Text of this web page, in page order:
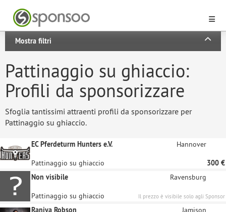
Mostra filtri
Pattinaggio su ghiaccio:
Profili da sponsorizzare
Sfoglia tantissimi attraenti profili da sponsorizzare per
Pattinaggio su ghiaccio.
EC Pferdeturm Hunters e.V. Hannover
Pattinaggio su ghiaccio
300 €
Non visibile
Ravensburg
Pattinaggio su ghiaccio
Il prezzo è visibile solo agli Sponsor
Raniya Robson Jamison